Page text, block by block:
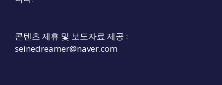
콘텐츠 제휴 및 보도자료 제공 :
seinedreamer@naver.com